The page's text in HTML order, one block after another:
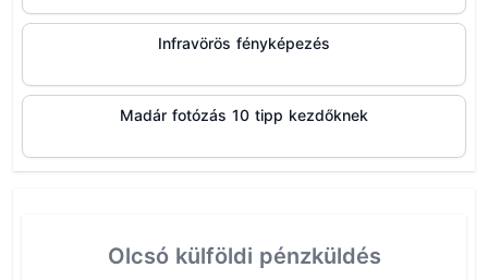
Infravörös fényképezés
Madár fotózás 10 tipp kezdőknek
Olcsó külföldi pénzküldés